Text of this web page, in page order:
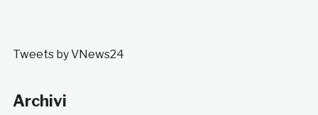
Tweets by VNews24
Archivi